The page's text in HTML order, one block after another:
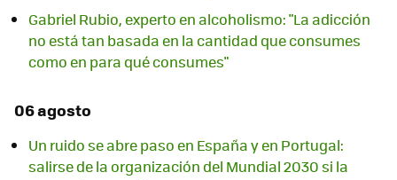
Gabriel Rubio, experto en alcoholismo: "La adicción
no está tan basada en la cantidad que consumes
como en para qué consumes"
06 agosto
Un ruido se abre paso en España y en Portugal:
salirse de la organización del Mundial 2030 si la